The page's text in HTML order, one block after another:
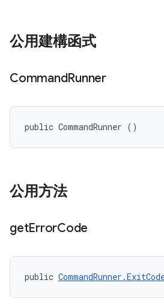
公用建構函式
CommandRunner
public CommandRunner ()
公用方法
getErrorCode
public